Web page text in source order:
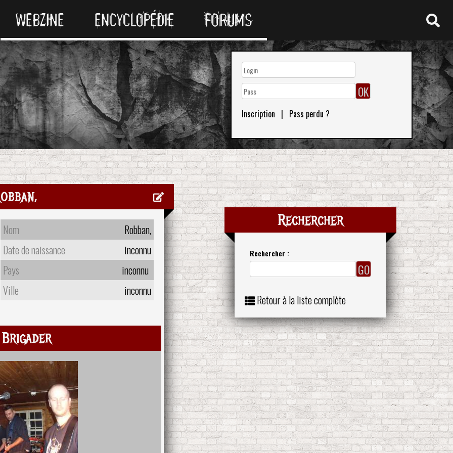
WEBZINE ENCYCLOPÉDIE FORUMS
Inscription | Pass perdu ?
Nom
Robban,
Date de naissance
inconnu
Pays
inconnu
Ville
inconnu
Rechercher
Rechercher :
Retour à la liste complète